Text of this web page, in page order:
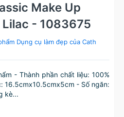
Make Up
Lilac - 1083675
Dụng cụ làm đẹp của Cath
- Thành phần chất liệu: 100%
16.5cmx10.5cmx5cm - Số ngăn:
kè...